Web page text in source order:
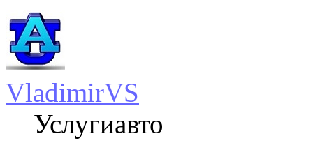
VladimirVS
Услугиавто